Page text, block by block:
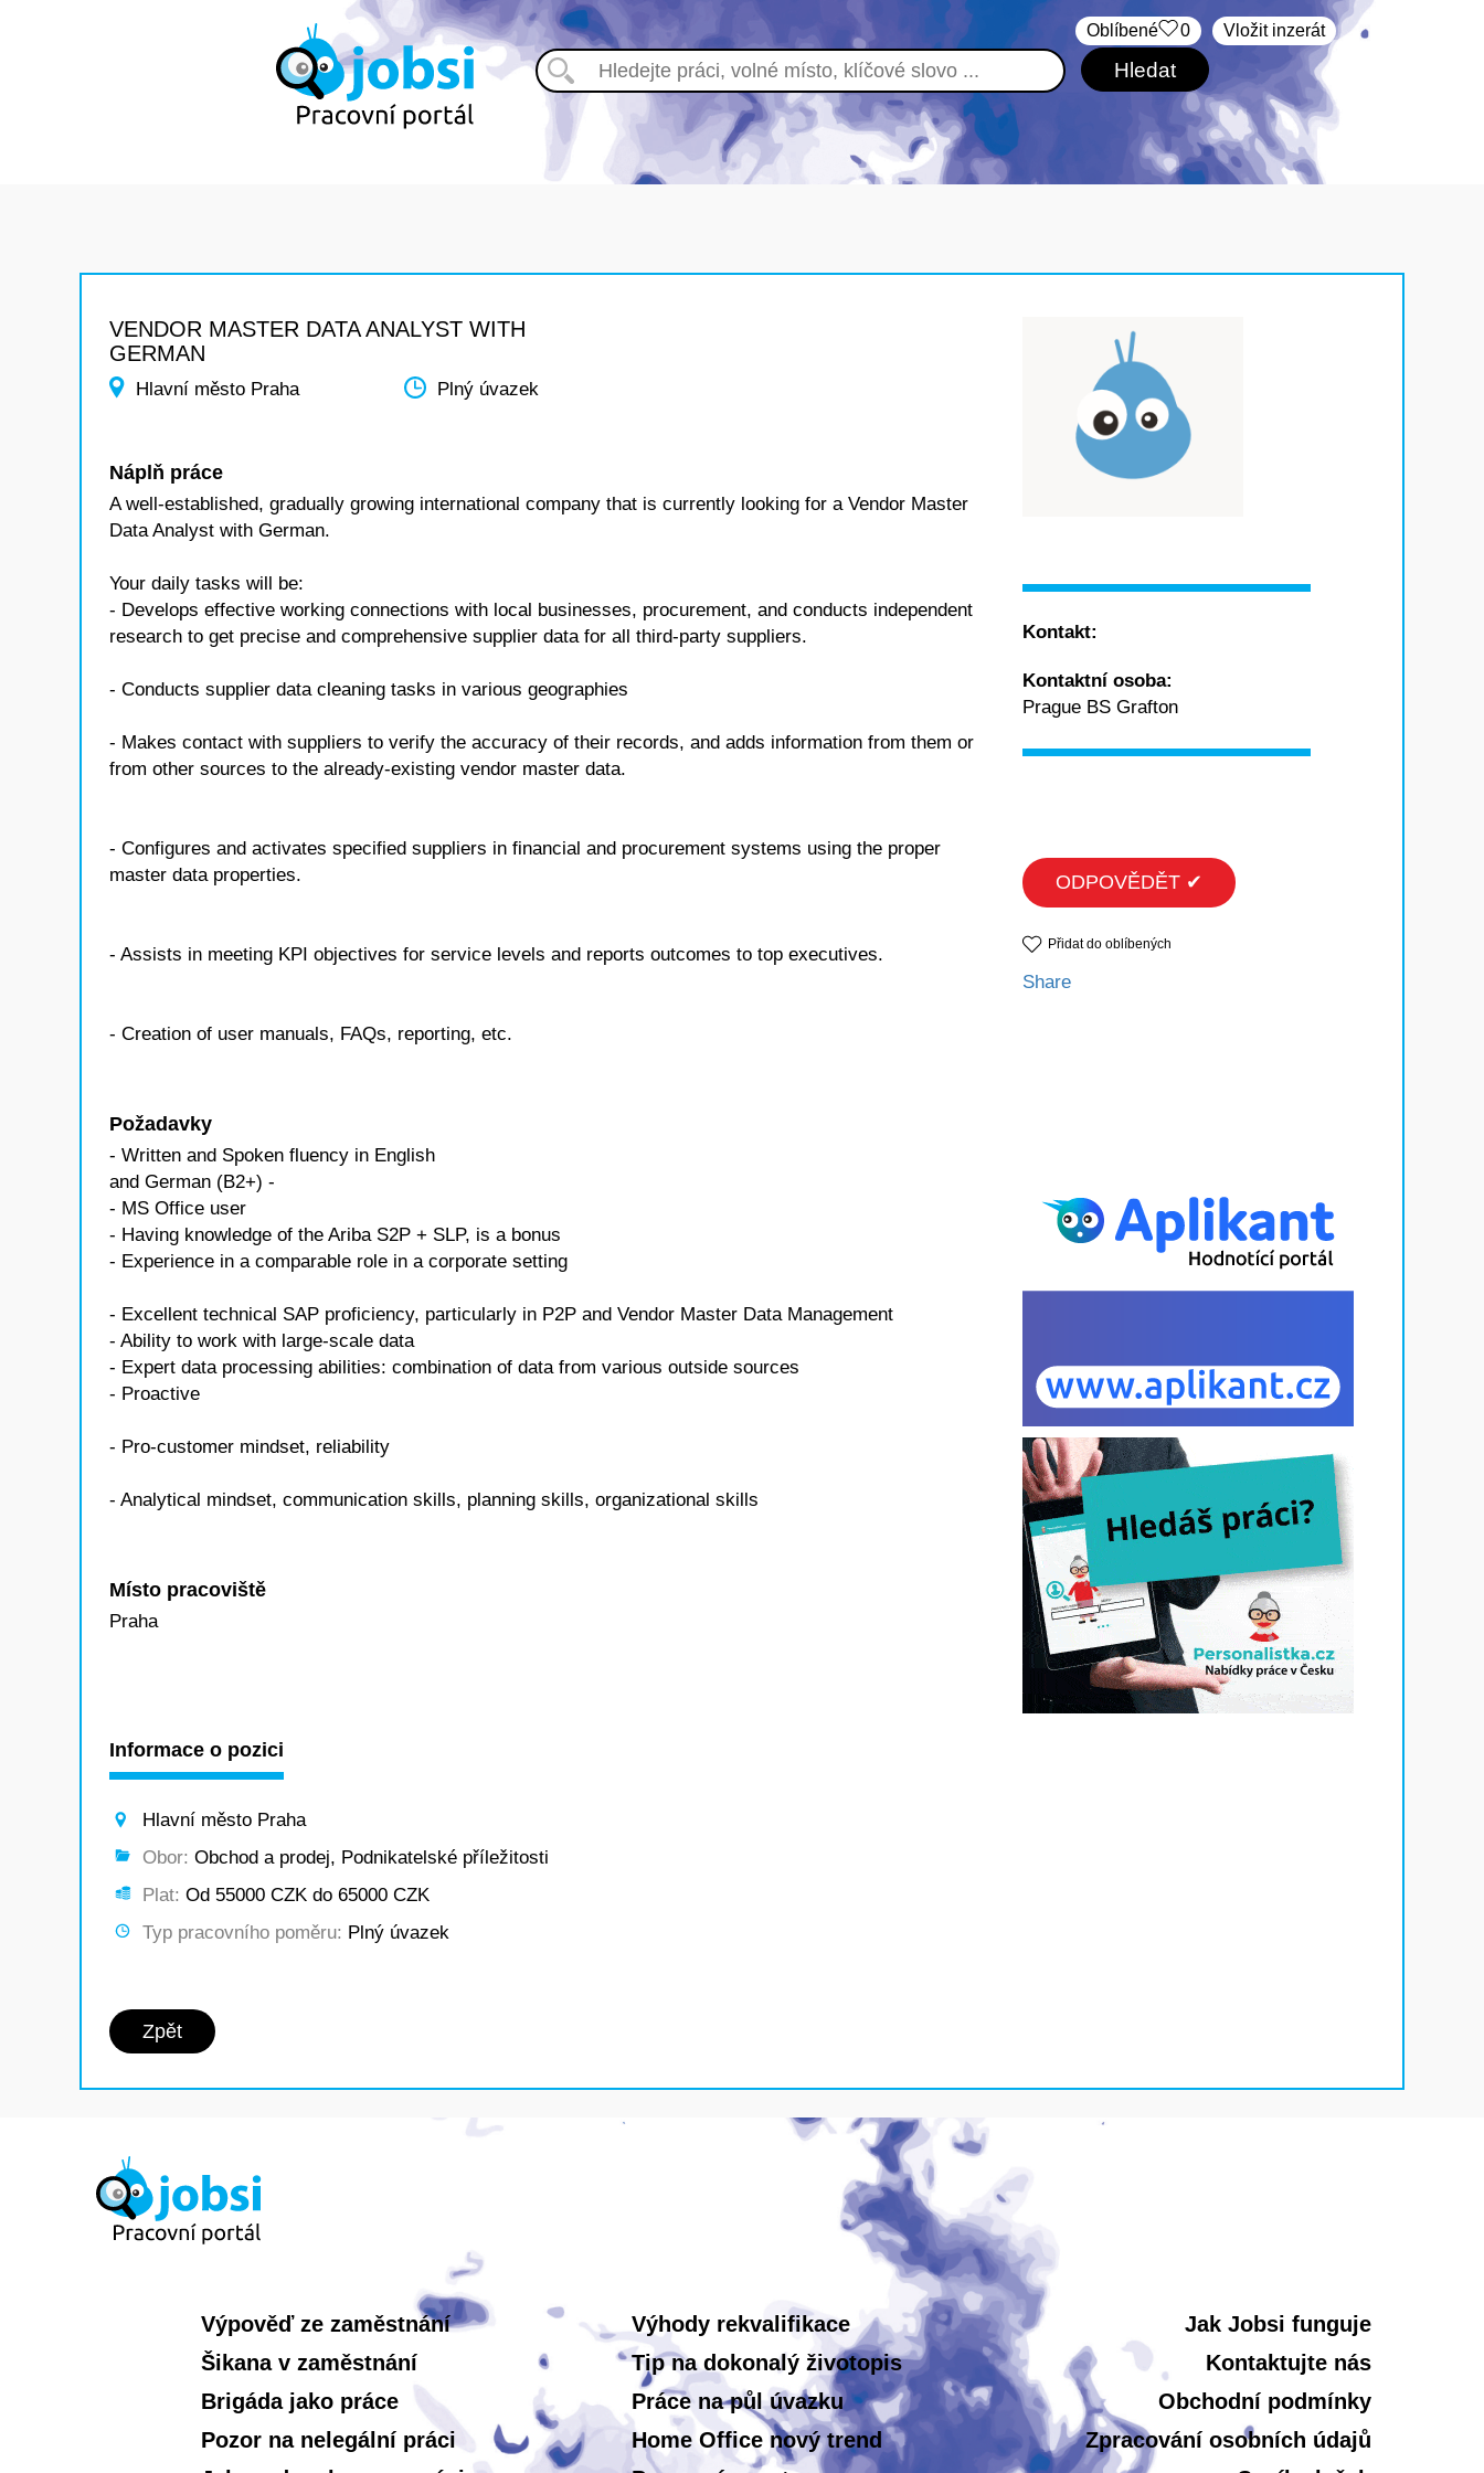
Vložit inzerát
Oblíbené 0
VENDOR MASTER DATA ANALYST WITH
GERMAN
Hlavní město Praha Plný úvazek
Náplň práce
A well-established, gradually growing international company that is currently looking for a Vendor Master
Data Analyst with German.
Your daily tasks will be:
- Develops effective working connections with local businesses, procurement, and conducts independent
research to get precise and comprehensive supplier data for all third-party suppliers.
- Conducts supplier data cleaning tasks in various geographies
- Makes contact with suppliers to verify the accuracy of their records, and adds information from them or
from other sources to the already-existing vendor master data.
- Configures and activates specified suppliers in financial and procurement systems using the proper
master data properties.
- Assists in meeting KPI objectives for service levels and reports outcomes to top executives.
- Creation of user manuals, FAQs, reporting, etc.
Požadavky
- Written and Spoken fluency in English
and German (B2+) -
- MS Office user
- Having knowledge of the Ariba S2P + SLP, is a bonus
- Experience in a comparable role in a corporate setting
- Excellent technical SAP proficiency, particularly in P2P and Vendor Master Data Management
- Ability to work with large-scale data
- Expert data processing abilities: combination of data from various outside sources
- Proactive
- Pro-customer mindset, reliability
- Analytical mindset, communication skills, planning skills, organizational skills
Místo pracoviště
Praha
Informace o pozici
Hlavní město Praha
Obor: Obchod a prodej, Podnikatelské příležitosti
Plat: Od 55000 CZK do 65000 CZK
Typ pracovního poměru: Plný úvazek
Zpět
Kontakt:
Kontaktní osoba:
Prague BS Grafton
ODPOVĚDĚT ✔
Přidat do oblíbených
Share
Výpověď ze zaměstnání
Šikana v zaměstnání
Brigáda jako práce
Pozor na nelegální práci
Výhody rekvalifikace
Tip na dokonalý životopis
Práce na půl úvazku
Home Office nový trend
Jak Jobsi funguje
Kontaktujte nás
Obchodní podmínky
Zpracování osobních údajů